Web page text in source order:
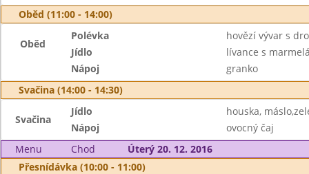
Oběd (11:00 - 14:00)
Oběd
Polévka
hovězí vývar s
Jídlo
lívance s
Nápoj
granko
Svačina (14:00 - 14:30)
Svačina
Jídlo
houska,
Nápoj
ovocný čaj
Menu
Chod
Úterý 20. 12. 2016
Přesnídávka (10:00 - 11:00)